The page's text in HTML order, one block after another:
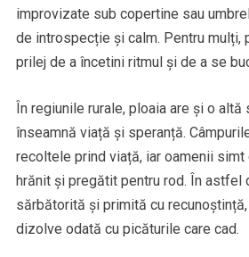
improvizate sub copertine sau
de introspecție și calm. Pentru mulți,
prilej de a încetini ritmul și de a se
În regiunile rurale, ploaia are și o altă
înseamnă viață și speranță.
recoltele prind viață, iar oamenii
hrănit și pregătit pentru rod. În astfel
sărbătorită și primită cu
dizolve odată cu picăturile care cad.